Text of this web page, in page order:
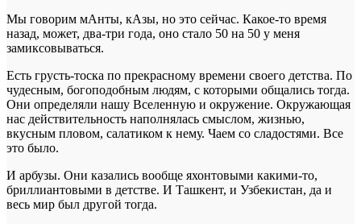
Мы говорим мАнты, кАзы, но это сейчас. Какое-то время
назад, может, два-три года, оно стало 50 на 50 у меня
замиксовываться.
Есть грусть-тоска по прекрасному времени своего детства. По
чудесным, богоподобным людям, с которыми общались тогда.
Они определяли нашу Вселенную и окружение. Окружающая
нас действительность наполнялась смыслом, жизнью,
вкусным пловом, салатиком к нему. Чаем со сладостями. Все
это было.
И арбузы. Они казались вообще яхонтовыми какими-то,
бриллиантовыми в детстве. И Ташкент, и Узбекистан, да и
весь мир был другой тогда.